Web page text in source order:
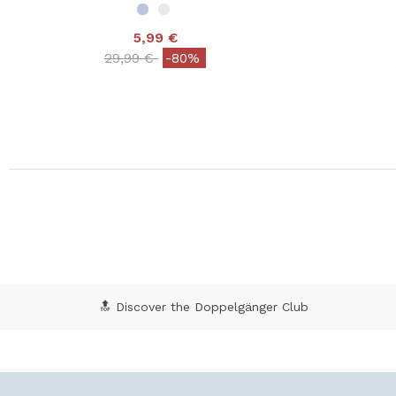
5,99 €
Price reduced from
29,99 €to-80%
🔝 Discover the Doppelgänger Club